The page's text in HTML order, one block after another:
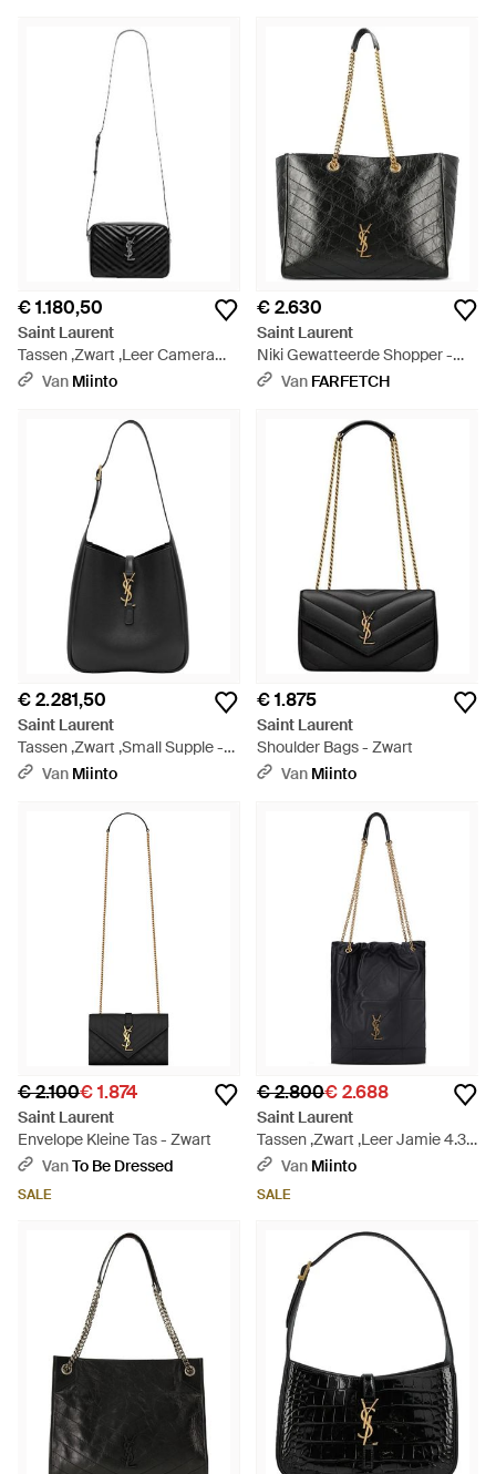
€ 1.180,50
Saint Laurent
Tassen ,Zwart ,Leer Camera
Bag Lou - Zwart
Van Miinto
€ 2.630
Saint Laurent
Niki Gewatteerde Shopper -
Zwart
Van FARFETCH
€ 2.281,50
Saint Laurent
Tassen ,Zwart ,Small Supple -
Zwart
Van Miinto
€ 1.875
Saint Laurent
Shoulder Bags - Zwart
Van Miinto
€ 2.100€ 1.874
Saint Laurent
Envelope Kleine Tas - Zwart
VanTo Be Dressed
SALE
€ 2.800€ 2.688
Saint Laurent
Tassen ,Zwart ,Leer Jamie 4.3
Pochon Schoudertas - Zwart
Van Miinto
SALE